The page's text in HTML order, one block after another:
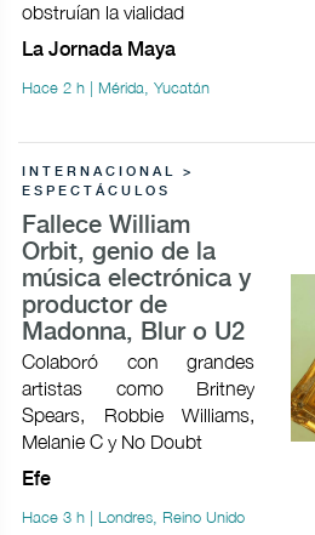
obstruían la vialidad
La Jornada Maya
Hace 2 h | Mérida, Yucatán
INTERNACIONAL >
ESPECTÁCULOS
Fallece William
Orbit, genio de la
música electrónica y
productor de
Madonna, Blur o U2
Colaboró con grandes
artistas como Britney
Spears, Robbie Williams,
Melanie C y No Doubt
Efe
Hace 3 h | Londres, Reino Unido